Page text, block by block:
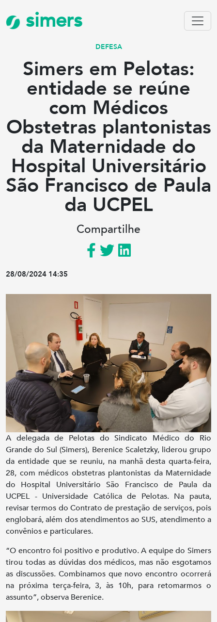
simers
DEFESA
Simers em Pelotas:
entidade se reúne
com Médicos
Obstetras plantonistas
da Maternidade do
Hospital Universitário
São Francisco de Paula
da UCPEL
Compartilhe
28/08/2024 14:35
A delegada de Pelotas do Sindicato Médico do Rio
Grande do Sul (Simers), Berenice Scaletzky, liderou grupo
da entidade que se reuniu, na manhã desta quarta-feira,
28, com médicos obstetras plantonistas da Maternidade
do Hospital Universitário São Francisco de Paula da
UCPEL - Universidade Católica de Pelotas. Na pauta,
revisar termos do Contrato de prestação de serviços, pois
englobará, além dos atendimentos ao SUS, atendimento a
convênios e particulares.
“O encontro foi positivo e produtivo. A equipe do Simers
tirou todas as dúvidas dos médicos, mas não esgotamos
as discussões. Combinamos que novo encontro ocorrerá
na próxima terça-feira, 3, às 10h, para retomarmos o
assunto”, observa Berenice.